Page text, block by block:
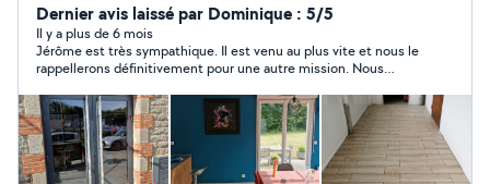
placo et peinture suite à de nombreuses rénovations
n'hésitez pas à me contacter à bientôt
Dernier avis laissé par Dominique : 5/5
Il y a plus de 6 mois
Jérôme est très sympathique. Il est venu au plus vite et nous le
rappellerons définitivement pour une autre mission. Nous
recommandons.